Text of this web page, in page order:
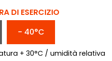
DI ESERCIZIO
- 40°C
+ 30°C / umidità relativa